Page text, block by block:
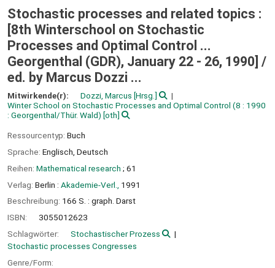
Stochastic processes and related topics :
[8th Winterschool on Stochastic
Processes and Optimal Control ...
Georgenthal (GDR), January 22 - 26, 1990] /
ed. by Marcus Dozzi ...
Mitwirkende(r): Dozzi, Marcus [Hrsg.]
Winter School on Stochastic Processes and Optimal Control (8 : 1990
: Georgenthal/Thür. Wald) [oth]
Ressourcentyp: Buch
Sprache: Englisch Deutsch
Reihen: Mathematical research ; 61
Verlag: Berlin : Akademie-Verl.,
1991
Beschreibung: 166 S. : graph. Darst
ISBN:
3055012623
Schlagwörter:
Stochastischer Prozess
Stochastic processes Congresses
Genre/Form: